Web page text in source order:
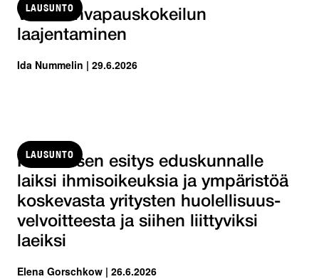
LAUSUNTO
Valinnanvapauskokeilun
laajentaminen
Ida Nummelin | 29.6.2026
LAUSUNTO
Hallituksen esitys eduskunnalle
laiksi ihmisoikeuksia ja ympäristöä
koskevasta yritysten huolellisuus-
velvoitteesta ja siihen liittyviksi
laeiksi
Elena Gorschkow | 26.6.2026